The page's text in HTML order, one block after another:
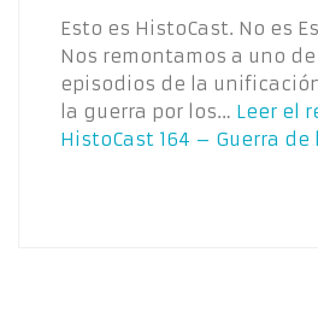
Esto es HistoCast. No es
Nos remontamos a uno
episodios de la
la guerra por los… Leer el
HistoCast 164 – Guerra de